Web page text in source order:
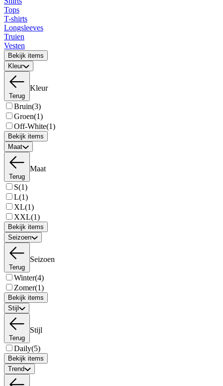
Tops
T-shirts
Longsleeves
Truien
Vesten
Bekijk items
Kleur
Terug
Kleur
Bruin(3)
Groen(1)
Off-White(1)
Bekijk items
Maat
Terug
Maat
S(1)
L(1)
XL(1)
XXL(1)
Bekijk items
Seizoen
Terug
Seizoen
Winter(4)
Zomer(1)
Bekijk items
Stijl
Terug
Stijl
Daily(5)
Bekijk items
Trend